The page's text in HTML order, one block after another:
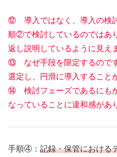
⑫ 導入ではなく、導入の検
順②で検討しているのではあ
返し説明しているように見え
⑬ なぜ手段を限定するので
選定し、円滑に導入すること
⑭ 検討フェーズであるにも
なっていることに違和感があ
手順④： 記録・保管における